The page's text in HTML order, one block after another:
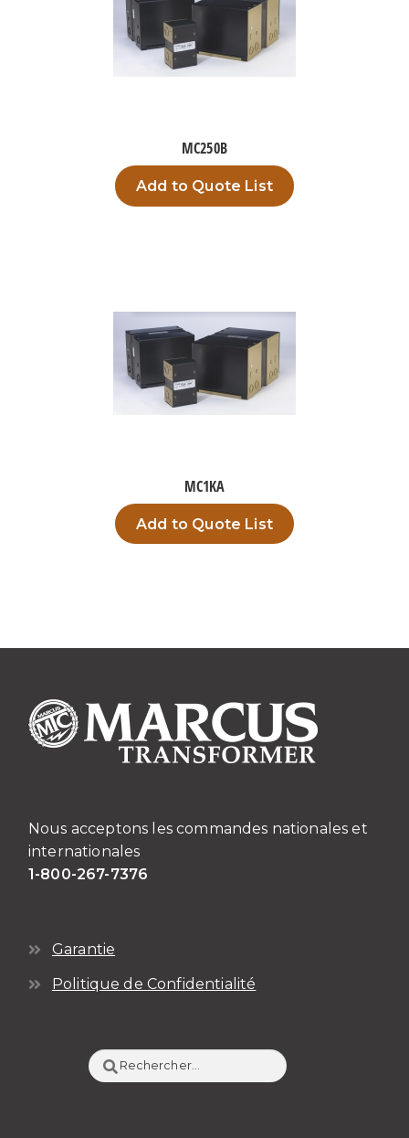
MC250B
Add to Quote List
MC1KA
Add to Quote List
Nous acceptons les commandes nationales et
internationales
1-800-267-7376
Garantie
Politique de Confidentialité
Rechercher :